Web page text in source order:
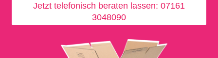
Jetzt telefonisch beraten lassen: 07161
3048090